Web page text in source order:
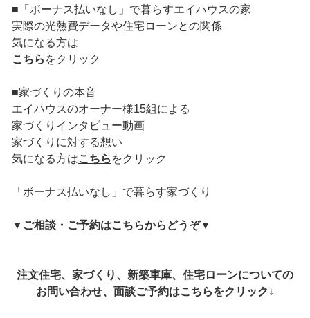
■「ボーナス払いなし」で暮らすエイハウスの家
実際の光熱費データや住宅ローンとの関係
気になる方は
こちら をクリック
■家づくりの本音
エイハウスのオーナー様15組による
家づくりインタビュー動画
家づくりに対する想い
気になる方はこちら をクリック
「ボーナス払いなし」で暮らす家づくり
▼ ご相談・ご予約はこちらからどうぞ▼
注文住宅、家づくり、新築車庫、住宅ローンについての
お問い合わせ、面談ご予約はこちらをクリック↓